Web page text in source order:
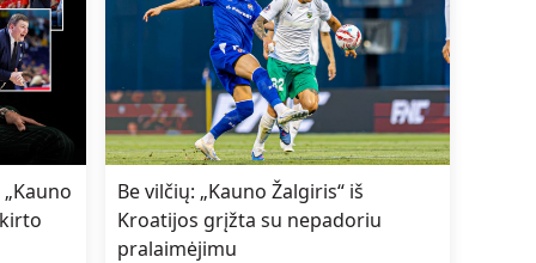
Be vilčių: „Kauno Žalgiris“ iš
Kroatijos grįžta su nepadoriu
pralaimėjimu